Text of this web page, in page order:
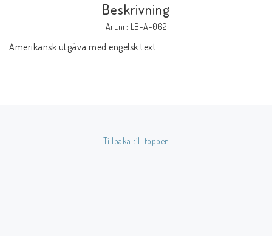
Inkl. Moms
Beskrivning
Art.nr: LB-A-062
Amerikansk utgåva med engelsk text.
Tillbaka till toppen